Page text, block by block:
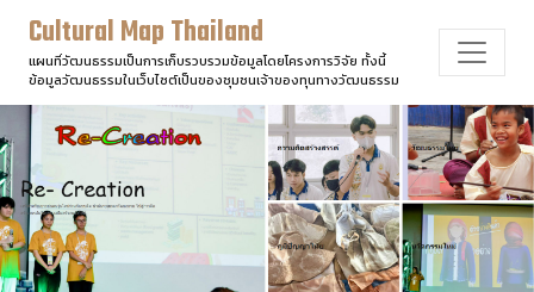
Cultural Map Thailand
แผนที่วัฒนธรรมเป็นการเก็บรวบรวมข้อมูลโดยโครงการวิจัย ทั้งนี้
ข้อมูลวัฒนธรรมในเว็บไซต์เป็นของชุมชนเจ้าของทุนทางวัฒนธรรม